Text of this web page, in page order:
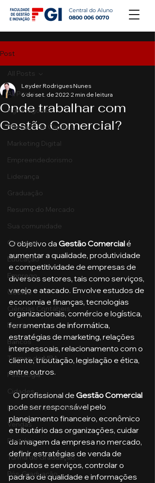
Central do Aluno
0800 006 0070
Post
All Posts
Agronegócio
Mercado de Capitais
Marketing Digital
Empreendedorismo
Liderança
Graduação
Resumo do Mercado
Sua comunidade
Começar
Educação
Emprego
Gestão
Ciências Contábeis
Direito
Bancos
Turmas de MBA
Psicologia
Cidades
Datas Comemorativas
Vendas
Pecuária
Turma de Graduação
Pós-Graduação
All Posts
Onde trabalhar com
Gestão Comercial?
Leyder Rodrigues Nunes
6 de set. de 2022 2 min de leitura
O objetivo da Gestão Comercial é
aumentar a qualidade, produtividade
e competitividade de empresas de
diversos setores, tais como serviços,
varejo e atacado. Envolve estudos de
economia e finanças, tecnologias
organizacionais, comércio e logística,
ferramentas de informática,
estratégias de marketing, relações
interpessoais, relacionamento com o
cliente, tributação, legislação e ética,
entre outros.
   O profissional de
Gestão Comercial
pode ser responsável pelo
planejamento financeiro, econômico
e tributário das organizações, cuidar
da imagem da empresa no mercado,
definir estratégias de venda de
produtos e serviços, controlar o
padrão de qualidade e informações